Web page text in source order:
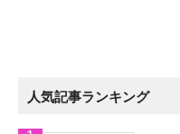
人気記事ランキング